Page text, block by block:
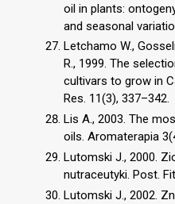
oil in plants:
and seasonal
Letchamo W.,
R., 1999. The
cultivars to grow in
Res. 11(3), 337–342.
Lis A., 2003. The
oils. Aromaterapia
Lutomski J., 2000.
nutraceutyki. Post.
Lutomski J., 2002.